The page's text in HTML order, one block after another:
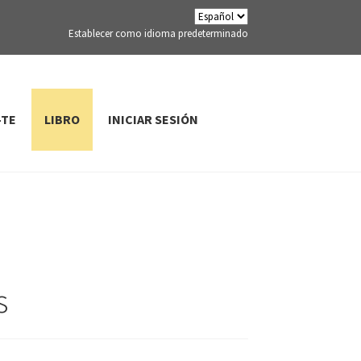
Establecer como idioma predeterminado
LIBRO INICIAR SESIÓN